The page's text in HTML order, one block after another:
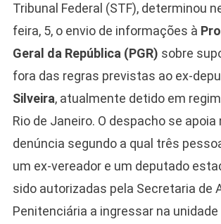
Tribunal Federal (STF), determinou
feira, 5, o envio de informações à
Geral da República (PGR) sobre
fora das regras previstas ao ex-
Silveira, atualmente detido em
Rio de Janeiro. O despacho se apoia
denúncia segundo a qual três
um ex-vereador e um deputado
sido autorizadas pela Secretaria de
Penitenciária a ingressar na